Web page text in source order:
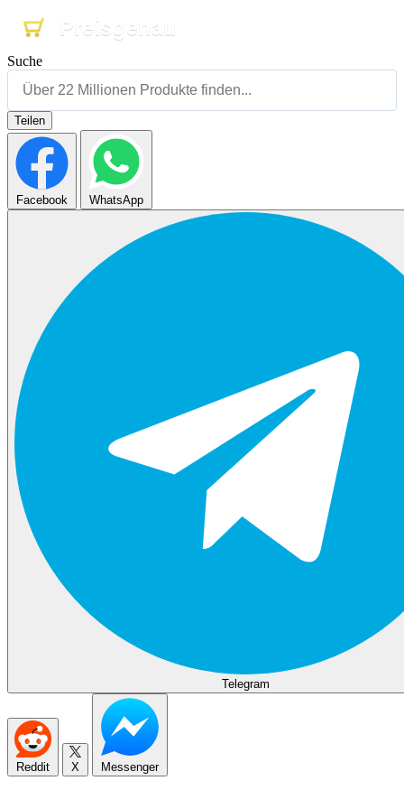
Preisgenau
Preisgenau
Preisgenau
Suche
Teilen
Facebook WhatsApp
Telegram
Reddit X Messenger